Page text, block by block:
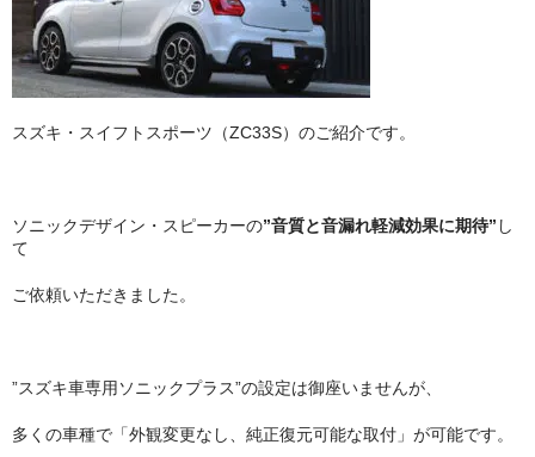
スズキ・スイフトスポーツ（ZC33S）のご紹介です。
ソニックデザイン・スピーカーの”音質と音漏れ軽減効果に期待” し
て
ご依頼いただきました。
”スズキ車専用ソニックプラス”の設定は御座いませんが、
多くの車種で「外観変更なし、純正復元可能な取付」が可能です。